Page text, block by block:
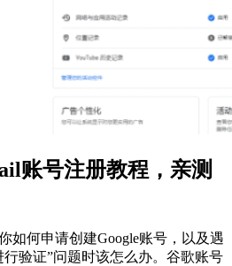
账号注册教程，亲测
如何申请创建Google账号，以及遇
验证”问题时该怎么办。谷歌账号